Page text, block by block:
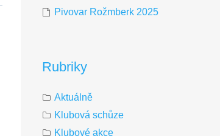
Pivovar Rožmberk 2025
Rubriky
Aktuálně
Klubová schůze
Klubové akce